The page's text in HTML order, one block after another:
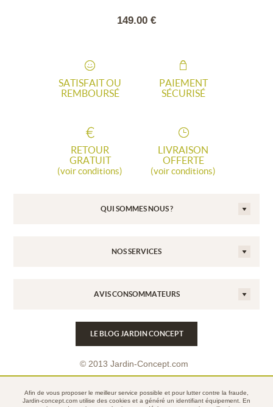
149.00 €
SATISFAIT OU
REMBOURSÉ
PAIEMENT
SÉCURISÉ
RETOUR
GRATUIT
(voir conditions)
LIVRAISON
OFFERTE
(voir conditions)
QUI SOMMES NOUS ?
NOS SERVICES
AVIS CONSOMMATEURS
LE BLOG JARDIN CONCEPT
© 2013 Jardin-Concept.com
Mentions légales
Afin de vous proposer le meilleur service possible et pour lutter contre la fraude,
Jardin-concept.com utilise des cookies et a généré un identifiant équipement. En